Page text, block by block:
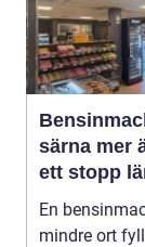
särna mer än bara
ett stopp
vägen
En
mindre ort